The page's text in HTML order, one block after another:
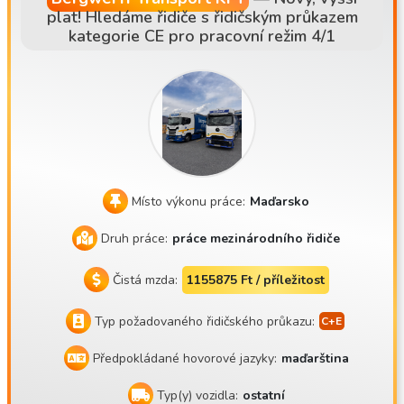
plat! Hledáme řidiče s řidičským průkazem
kategorie CE pro pracovní režim 4/1
Místo výkonu práce: Maďarsko
Druh práce: práce mezinárodního řidiče
Čistá mzda: 1155875 Ft / příležitost
Typ požadovaného řidičského průkazu:
Předpokládané hovorové jazyky: maďarština
Typ(y) vozidla: ostatní